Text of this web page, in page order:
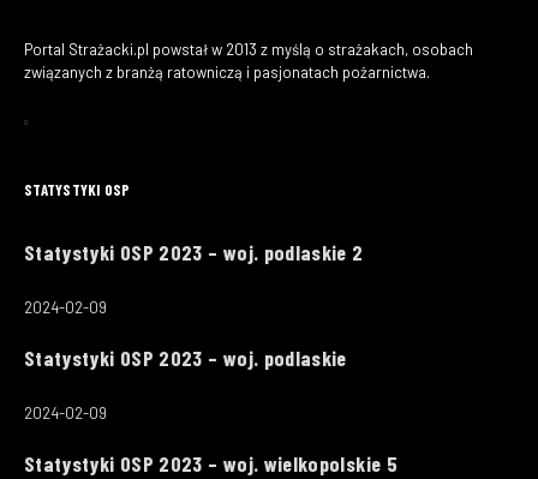
Portal Strażacki.pl powstał w 2013 z myślą o strażakach, osobach
związanych z branżą ratowniczą i pasjonatach pożarnictwa.
STATYSTYKI OSP
Statystyki OSP 2023 – woj. podlaskie 2
2024-02-09
Statystyki OSP 2023 – woj. podlaskie
2024-02-09
Statystyki OSP 2023 – woj. wielkopolskie 5